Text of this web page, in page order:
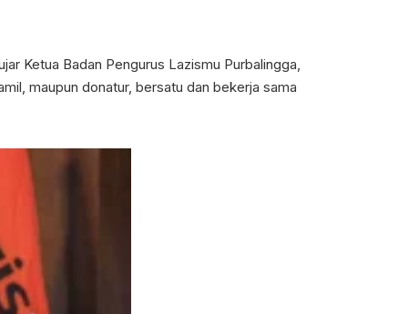
Ketua Badan Pengurus Lazismu Purbalingga,
maupun donatur, bersatu dan bekerja sama